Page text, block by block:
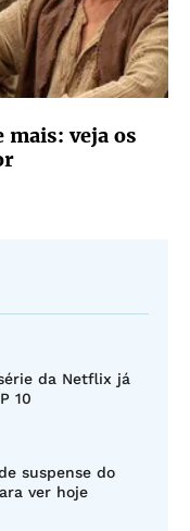
mais: veja os
da Netflix já
10
suspense do
ver hoje